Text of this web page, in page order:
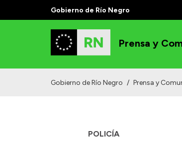
Gobierno de Río Negro
Prensa y
Gobierno de Río Negro / Prensa y
POLICÍA